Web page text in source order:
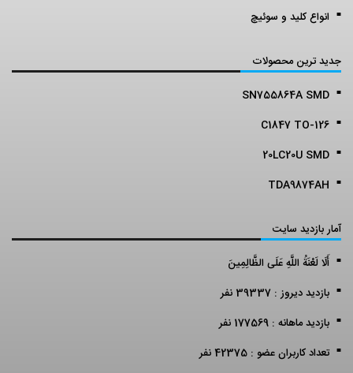
انواع کلید و سوئیچ
جدید ترین محصولات
SN755864A SMD
C1847 TO-126
20LC20U SMD
TDA9874AH
آمار بازدید سایت
أَلَا لَعْنَةُ اللَّهِ عَلَى الظَّالِمِينَ
بازدید دیروز : 39337 نفر
بازدید ماهانه : 177569 نفر
تعداد کاربران عضو : 42375 نفر